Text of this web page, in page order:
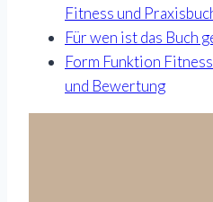
Fitness und
Für wen ist das Buch
Form Funktion
und Bewertung